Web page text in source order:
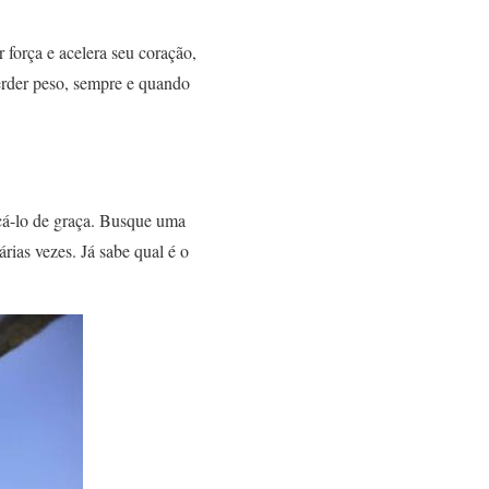
e acelera seu coração,
peso, sempre e quando
lo de graça. Busque uma
vezes. Já sabe qual é o